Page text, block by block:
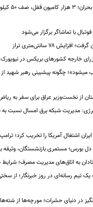
با تماشاگر برگزار می‌شود
۷۸ سانتی‌متری تراز
خارجه کشورهای بریکس در نیویورک
میشود»؛ چگونه پیشبینی رهبر شهید
از نخست‌وزیر عراق برای سفر به
مدیریت شبکه برق امسال نسبت
اشتغال آمریکا را تخریب کرد؛
دل بورس؛ مستمری بازنشستگان، وثیقه
به اتاق‌های مدیریت مصرف؛
تیم رسانه‌ای در روز خبرنگار؛ از
در دنیای حشرات؛ مورچه‌ها از